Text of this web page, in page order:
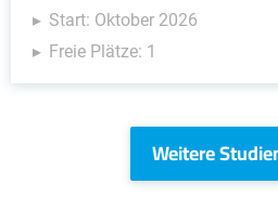
Start: Oktober 2026
Freie Plätze: 1
Weitere